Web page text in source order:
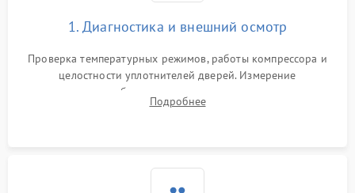
работе
2000 ₽ Подробнее →
1000 ₽
1800 ₽
1. Диагностика и внешний осмотр
Проверка температурных режимов, работы компрессора и
целостности уплотнителей дверей. Измерение
сопротивления обмоток мотора, проверка термостата и
считывание кодов ошибок с электронного дисплея.
Подробнее